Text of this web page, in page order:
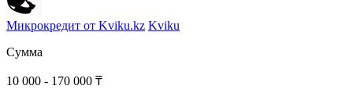
Микрокредит от Kviku.kz Kviku
Сумма
10 000 - 170 000 ₸